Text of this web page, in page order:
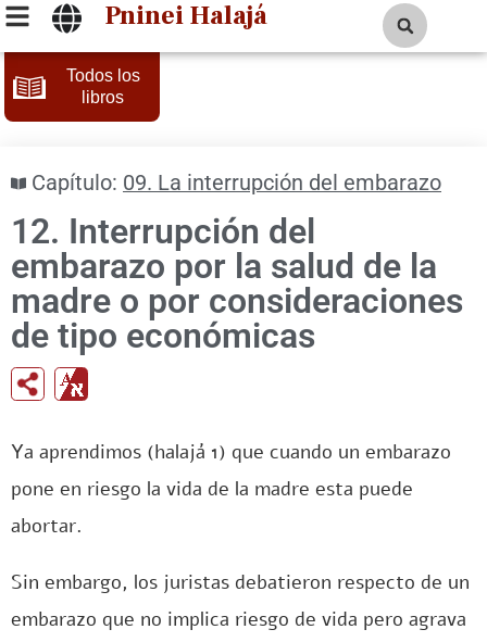
Pninei Halajá
Todos los
libros
Capítulo: 09. La interrupción del embarazo
12. Interrupción del
embarazo por la salud de la
madre o por consideraciones
de tipo económicas
Ya aprendimos (halajá 1) que cuando un embarazo
pone en riesgo la vida de la madre esta puede
abortar.
Sin embargo, los juristas debatieron respecto de un
embarazo que no implica riesgo de vida pero agrava